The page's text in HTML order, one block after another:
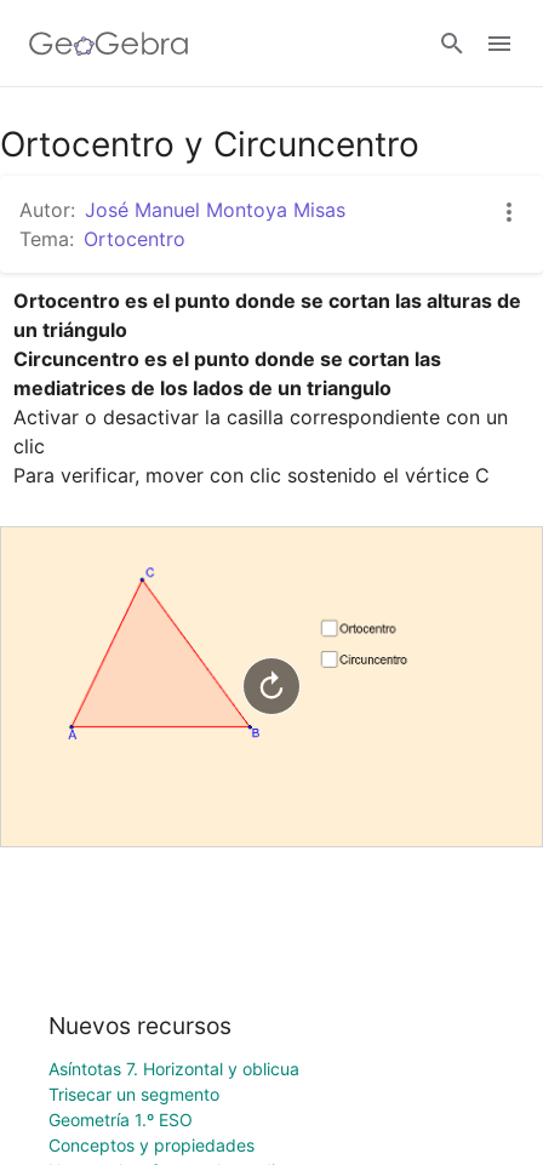
Google Classroom
GeoGebra Classroom
Abrir sesión
Ortocentro y Circuncentro
Autor: José Manuel Montoya Misas
Tema: Ortocentro
Ortocentro es el punto donde se cortan las alturas de
un triángulo
Circuncentro es el punto donde se cortan las
mediatrices de los lados de un triangulo
Activar o desactivar la casilla correspondiente con un
clic
Para verificar, mover con clic sostenido el vértice C
Nuevos recursos
Asíntotas 7. Horizontal y oblicua
Trisecar un segmento
Geometría 1.º ESO
Conceptos y propiedades